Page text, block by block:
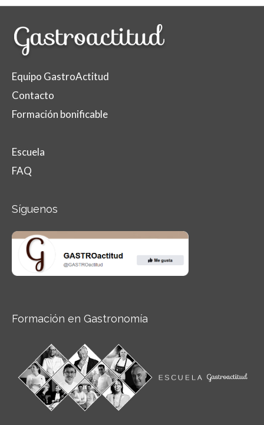
Equipo GastroActitud
Contacto
Formación bonificable
Escuela
FAQ
Síguenos
Formación en Gastronomía